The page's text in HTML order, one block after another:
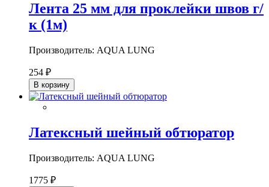
Лента 25 мм для проклейки швов г/
к (1м)
Производитель: AQUA LUNG
254 ₽
В корзину
Латексный шейный обтюратор
Производитель: AQUA LUNG
1775 ₽